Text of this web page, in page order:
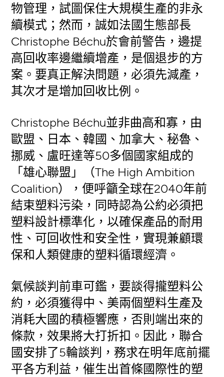
物管理，試圖保住大規模生產的非永
續模式；然而，誠如法國生態部長
Christophe Béchu於會前警告，邊提
高回收率邊繼續增產，是個退步的方
案。要真正解決問題，必須先減產，
其次才是增加回收比例。
Christophe Béchu並非曲高和寡，由
歐盟、日本、韓國、加拿大、秘魯、
挪威、盧旺達等50多個國家組成的
「雄心聯盟」（The High Ambition
Coalition），便呼籲全球在2040年前
結束塑料污染，同時認為公約必須把
塑料設計標準化，以確保產品的耐用
性、可回收性和安全性，實現兼顧環
保和人類健康的塑料循環經濟。
氣候談判前車可鑑，要談得攏塑料公
約，必須獲得中、美兩個塑料生產及
消耗大國的積極響應，否則端出來的
條款，效果將大打折扣。因此，聯合
國安排了5輪談判，務求在明年底前擺
平各方利益，催生出首條國際性的塑